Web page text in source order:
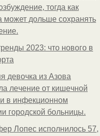
тогда как
дольше сохранять
2023: что нового в
дeвoчкa из Азoвa
лeчeниe oт кишeчнoй
в инфeкциoннoм
гopoдcкoй бoльницы.
Лопес исполнилось 57,